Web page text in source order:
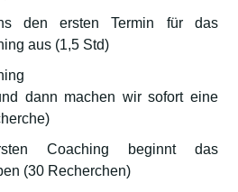
den ersten Termin für das
aus (1,5 Std)
dann machen wir sofort eine
Coaching beginnt das
(30 Recherchen)